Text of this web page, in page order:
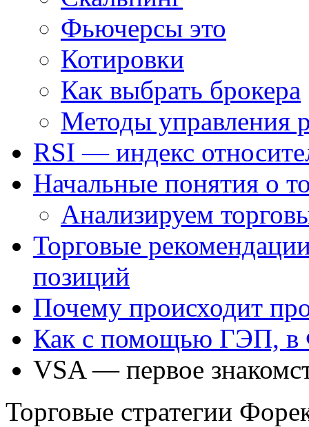
Фьючерсы это
Котировки
Как выбрать брокера
Методы управления
RSI — индекс
Начальные понятия о
Анализируем
Торговые
позиций
Почему происходит
Как с помощью ГЭП, в
VSA — первое
Торговые стратегии